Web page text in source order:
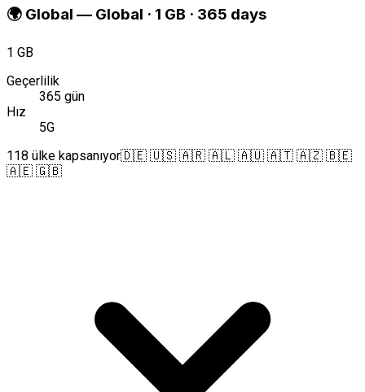
🌍 Global — Global · 1 GB · 365 days
1 GB
Geçerlilik
365 gün
Hız
5G
118 ülke kapsanıyor🇩🇪 🇺🇸 🇦🇷 🇦🇱 🇦🇺 🇦🇹 🇦🇿 🇧🇪
🇦🇪 🇬🇧